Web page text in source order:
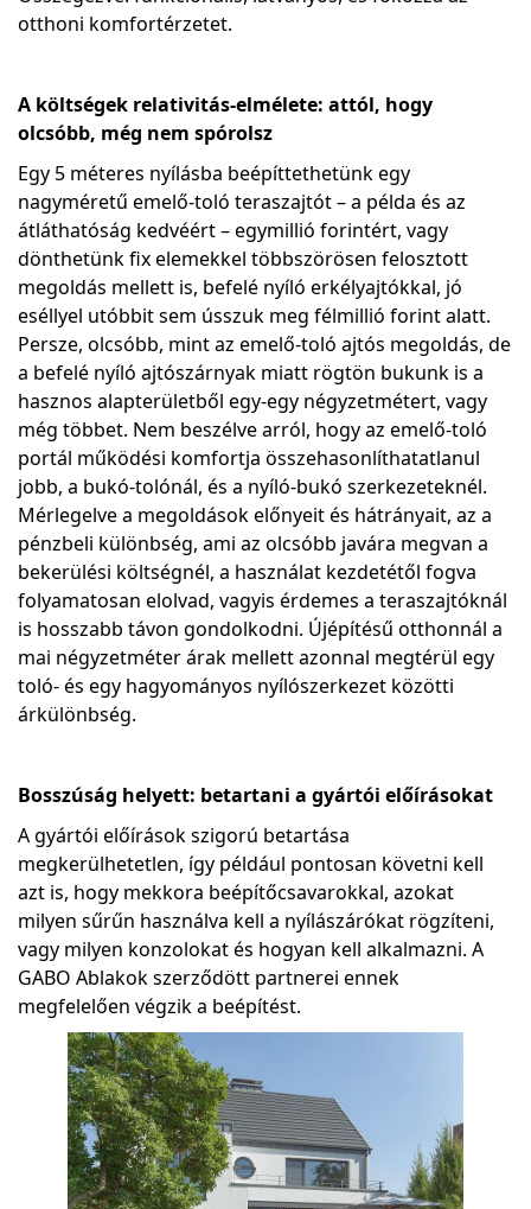
otthoni komfortérzetet.
A költségek relativitás-elmélete: attól, hogy
olcsóbb, még nem spórolsz
Egy 5 méteres nyílásba beépíttethetünk egy
nagyméretű emelő-toló teraszajtót – a példa és az
átláthatóság kedvéért – egymillió forintért, vagy
dönthetünk fix elemekkel többszörösen felosztott
megoldás mellett is, befelé nyíló erkélyajtókkal, jó
eséllyel utóbbit sem ússzuk meg félmillió forint alatt.
Persze, olcsóbb, mint az emelő-toló ajtós megoldás, de
a befelé nyíló ajtószárnyak miatt rögtön bukunk is a
hasznos alapterületből egy-egy négyzetmétert, vagy
még többet. Nem beszélve arról, hogy az emelő-toló
portál működési komfortja összehasonlíthatatlanul
jobb, a bukó-tolónál, és a nyíló-bukó szerkezeteknél.
Mérlegelve a megoldások előnyeit és hátrányait, az a
pénzbeli különbség, ami az olcsóbb javára megvan a
bekerülési költségnél, a használat kezdetétől fogva
folyamatosan elolvad, vagyis érdemes a teraszajtóknál
is hosszabb távon gondolkodni. Újépítésű otthonnál a
mai négyzetméter árak mellett azonnal megtérül egy
toló- és egy hagyományos nyílószerkezet közötti
árkülönbség.
Bosszúság helyett: betartani a gyártói előírásokat
A gyártói előírások szigorú betartása
megkerülhetetlen, így például pontosan követni kell
azt is, hogy mekkora beépítőcsavarokkal, azokat
milyen sűrűn használva kell a nyílászárókat rögzíteni,
vagy milyen konzolokat és hogyan kell alkalmazni. A
GABO Ablakok szerződött partnerei ennek
megfelelően végzik a beépítést.